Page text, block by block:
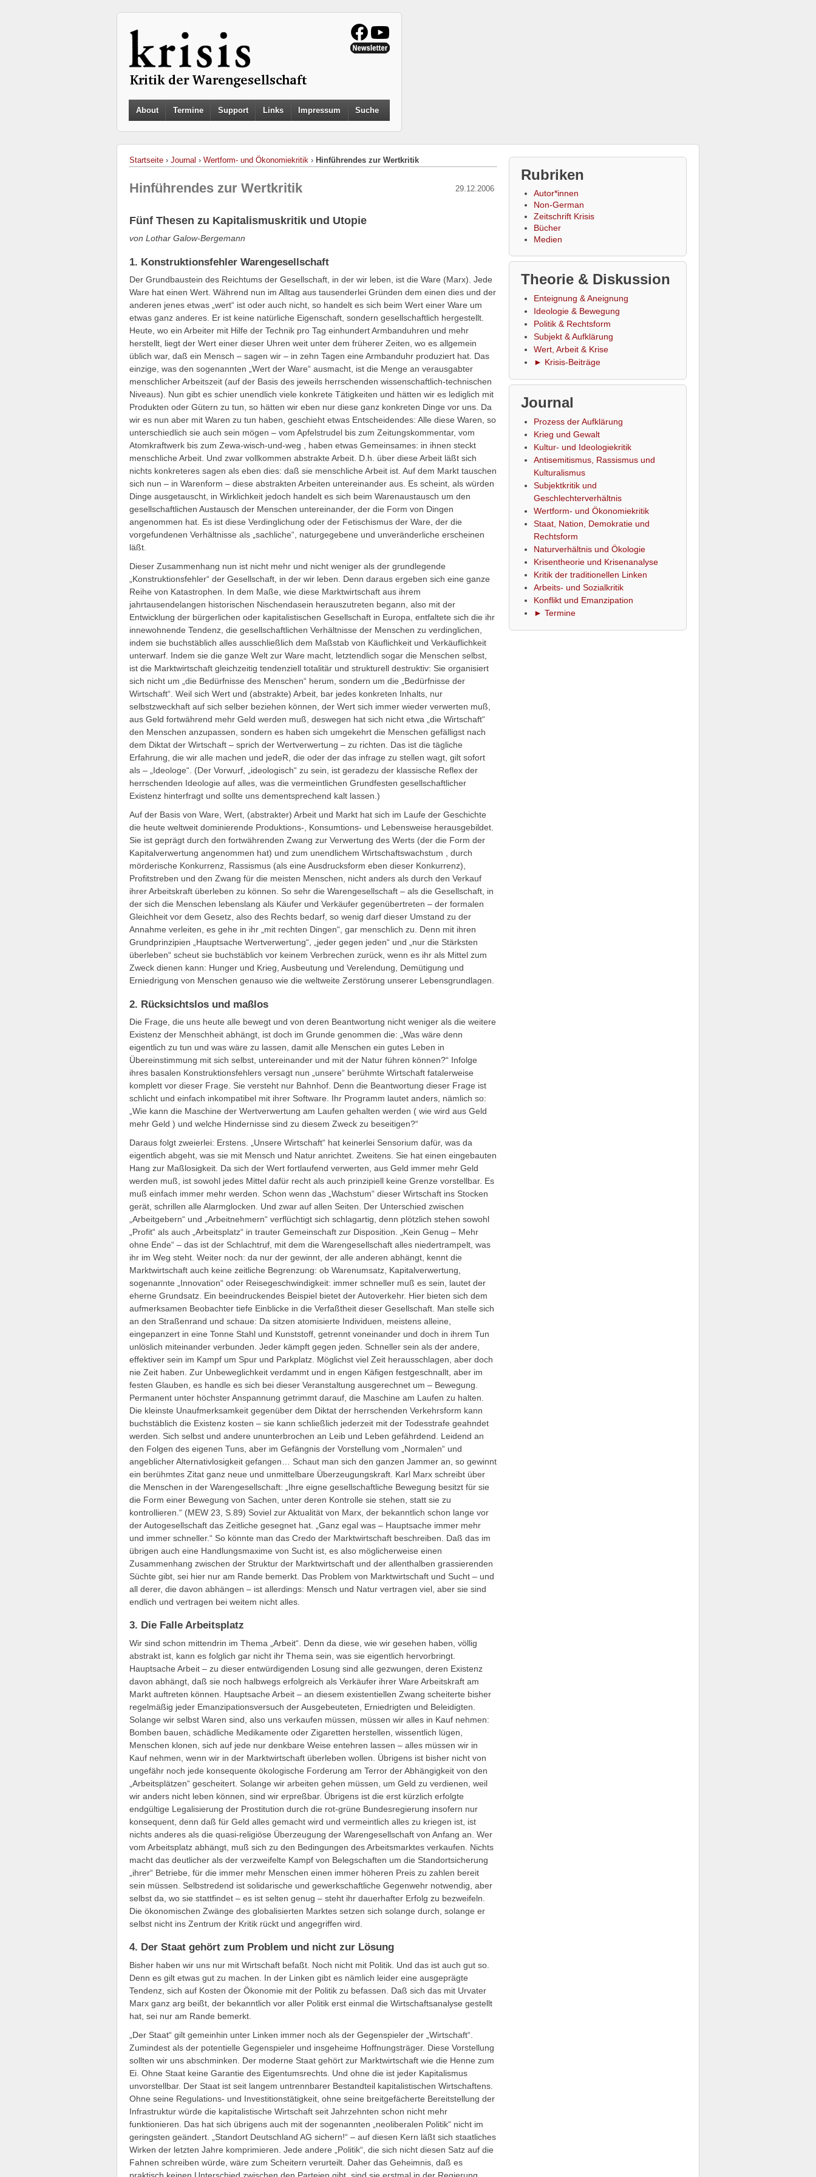
About Termine Support Links Impressum Suche
Startseite › Journal › Wertform- und Ökonomiekritik › Hinführendes zur Wertkritik
29.12.2006
Hinführendes zur Wertkritik
Fünf Thesen zu Kapitalismuskritik und Utopie
von Lothar Galow-Bergemann
1. Konstruktionsfehler Warengesellschaft
Der Grundbaustein des Reichtums der Gesellschaft, in der wir leben, ist die Ware (Marx). Jede
Ware hat einen Wert. Während nun im Alltag aus tausenderlei Gründen dem einen dies und der
anderen jenes etwas „wert“ ist oder auch nicht, so handelt es sich beim Wert einer Ware um
etwas ganz anderes. Er ist keine natürliche Eigenschaft, sondern gesellschaftlich hergestellt.
Heute, wo ein Arbeiter mit Hilfe der Technik pro Tag einhundert Armbanduhren und mehr
herstellt, liegt der Wert einer dieser Uhren weit unter dem früherer Zeiten, wo es allgemein
üblich war, daß ein Mensch – sagen wir – in zehn Tagen eine Armbanduhr produziert hat. Das
einzige, was den sogenannten „Wert der Ware“ ausmacht, ist die Menge an verausgabter
menschlicher Arbeitszeit (auf der Basis des jeweils herrschenden wissenschaftlich-technischen
Niveaus). Nun gibt es schier unendlich viele konkrete Tätigkeiten und hätten wir es lediglich mit
Produkten oder Gütern zu tun, so hätten wir eben nur diese ganz konkreten Dinge vor uns. Da
wir es nun aber mit Waren zu tun haben, geschieht etwas Entscheidendes: Alle diese Waren, so
unterschiedlich sie auch sein mögen – vom Apfelstrudel bis zum Zeitungskommentar, vom
Atomkraftwerk bis zum Zewa-wisch-und-weg , haben etwas Gemeinsames: in ihnen steckt
menschliche Arbeit. Und zwar vollkommen abstrakte Arbeit. D.h. über diese Arbeit läßt sich
nichts konkreteres sagen als eben dies: daß sie menschliche Arbeit ist. Auf dem Markt tauschen
sich nun – in Warenform – diese abstrakten Arbeiten untereinander aus. Es scheint, als würden
Dinge ausgetauscht, in Wirklichkeit jedoch handelt es sich beim Warenaustausch um den
gesellschaftlichen Austausch der Menschen untereinander, der die Form von Dingen
angenommen hat. Es ist diese Verdinglichung oder der Fetischismus der Ware, der die
vorgefundenen Verhältnisse als „sachliche“, naturgegebene und unveränderliche erscheinen
läßt.
Dieser Zusammenhang nun ist nicht mehr und nicht weniger als der grundlegende
„Konstruktionsfehler“ der Gesellschaft, in der wir leben. Denn daraus ergeben sich eine ganze
Reihe von Katastrophen. In dem Maße, wie diese Marktwirtschaft aus ihrem
jahrtausendelangen historischen Nischendasein herauszutreten begann, also mit der
Entwicklung der bürgerlichen oder kapitalistischen Gesellschaft in Europa, entfaltete sich die ihr
innewohnende Tendenz, die gesellschaftlichen Verhältnisse der Menschen zu verdinglichen,
indem sie buchstäblich alles ausschließlich dem Maßstab von Käuflichkeit und Verkäuflichkeit
unterwarf. Indem sie die ganze Welt zur Ware macht, letztendlich sogar die Menschen selbst,
ist die Marktwirtschaft gleichzeitig tendenziell totalitär und strukturell destruktiv: Sie organisiert
sich nicht um „die Bedürfnisse des Menschen“ herum, sondern um die „Bedürfnisse der
Wirtschaft“. Weil sich Wert und (abstrakte) Arbeit, bar jedes konkreten Inhalts, nur
selbstzweckhaft auf sich selber beziehen können, der Wert sich immer wieder verwerten muß,
aus Geld fortwährend mehr Geld werden muß, deswegen hat sich nicht etwa „die Wirtschaft“
den Menschen anzupassen, sondern es haben sich umgekehrt die Menschen gefälligst nach
dem Diktat der Wirtschaft – sprich der Wertverwertung – zu richten. Das ist die tägliche
Erfahrung, die wir alle machen und jedeR, die oder der das infrage zu stellen wagt, gilt sofort
als – „Ideologe“. (Der Vorwurf, „ideologisch“ zu sein, ist geradezu der klassische Reflex der
herrschenden Ideologie auf alles, was die vermeintlichen Grundfesten gesellschaftlicher
Existenz hinterfragt und sollte uns dementsprechend kalt lassen.)
Auf der Basis von Ware, Wert, (abstrakter) Arbeit und Markt hat sich im Laufe der Geschichte
die heute weltweit dominierende Produktions-, Konsumtions- und Lebensweise herausgebildet.
Sie ist geprägt durch den fortwährenden Zwang zur Verwertung des Werts (der die Form der
Kapitalverwertung angenommen hat) und zum unendlichem Wirtschaftswachstum , durch
mörderische Konkurrenz, Rassismus (als eine Ausdrucksform eben dieser Konkurrenz),
Profitstreben und den Zwang für die meisten Menschen, nicht anders als durch den Verkauf
ihrer Arbeitskraft überleben zu können. So sehr die Warengesellschaft – als die Gesellschaft, in
der sich die Menschen lebenslang als Käufer und Verkäufer gegenübertreten – der formalen
Gleichheit vor dem Gesetz, also des Rechts bedarf, so wenig darf dieser Umstand zu der
Annahme verleiten, es gehe in ihr „mit rechten Dingen“, gar menschlich zu. Denn mit ihren
Grundprinzipien „Hauptsache Wertverwertung“, „jeder gegen jeden“ und „nur die Stärksten
überleben“ scheut sie buchstäblich vor keinem Verbrechen zurück, wenn es ihr als Mittel zum
Zweck dienen kann: Hunger und Krieg, Ausbeutung und Verelendung, Demütigung und
Erniedrigung von Menschen genauso wie die weltweite Zerstörung unserer Lebensgrundlagen.
2. Rücksichtslos und maßlos
Die Frage, die uns heute alle bewegt und von deren Beantwortung nicht weniger als die weitere
Existenz der Menschheit abhängt, ist doch im Grunde genommen die: „Was wäre denn
eigentlich zu tun und was wäre zu lassen, damit alle Menschen ein gutes Leben in
Übereinstimmung mit sich selbst, untereinander und mit der Natur führen können?“ Infolge
ihres basalen Konstruktionsfehlers versagt nun „unsere“ berühmte Wirtschaft fatalerweise
komplett vor dieser Frage. Sie versteht nur Bahnhof. Denn die Beantwortung dieser Frage ist
schlicht und einfach inkompatibel mit ihrer Software. Ihr Programm lautet anders, nämlich so:
„Wie kann die Maschine der Wertverwertung am Laufen gehalten werden ( wie wird aus Geld
mehr Geld ) und welche Hindernisse sind zu diesem Zweck zu beseitigen?“
Daraus folgt zweierlei: Erstens. „Unsere Wirtschaft“ hat keinerlei Sensorium dafür, was da
eigentlich abgeht, was sie mit Mensch und Natur anrichtet. Zweitens. Sie hat einen eingebauten
Hang zur Maßlosigkeit. Da sich der Wert fortlaufend verwerten, aus Geld immer mehr Geld
werden muß, ist sowohl jedes Mittel dafür recht als auch prinzipiell keine Grenze vorstellbar. Es
muß einfach immer mehr werden. Schon wenn das „Wachstum“ dieser Wirtschaft ins Stocken
gerät, schrillen alle Alarmglocken. Und zwar auf allen Seiten. Der Unterschied zwischen
„Arbeitgebern“ und „Arbeitnehmern“ verflüchtigt sich schlagartig, denn plötzlich stehen sowohl
„Profit“ als auch „Arbeitsplatz“ in trauter Gemeinschaft zur Disposition. „Kein Genug – Mehr
ohne Ende“ – das ist der Schlachtruf, mit dem die Warengesellschaft alles niedertrampelt, was
ihr im Weg steht. Weiter noch: da nur der gewinnt, der alle anderen abhängt, kennt die
Marktwirtschaft auch keine zeitliche Begrenzung: ob Warenumsatz, Kapitalverwertung,
sogenannte „Innovation“ oder Reisegeschwindigkeit: immer schneller muß es sein, lautet der
eherne Grundsatz. Ein beeindruckendes Beispiel bietet der Autoverkehr. Hier bieten sich dem
aufmerksamen Beobachter tiefe Einblicke in die Verfaßtheit dieser Gesellschaft. Man stelle sich
an den Straßenrand und schaue: Da sitzen atomisierte Individuen, meistens alleine,
eingepanzert in eine Tonne Stahl und Kunststoff, getrennt voneinander und doch in ihrem Tun
unlöslich miteinander verbunden. Jeder kämpft gegen jeden. Schneller sein als der andere,
effektiver sein im Kampf um Spur und Parkplatz. Möglichst viel Zeit herausschlagen, aber doch
nie Zeit haben. Zur Unbeweglichkeit verdammt und in engen Käfigen festgeschnallt, aber im
festen Glauben, es handle es sich bei dieser Veranstaltung ausgerechnet um – Bewegung.
Permanent unter höchster Anspannung getrimmt darauf, die Maschine am Laufen zu halten.
Die kleinste Unaufmerksamkeit gegenüber dem Diktat der herrschenden Verkehrsform kann
buchstäblich die Existenz kosten – sie kann schließlich jederzeit mit der Todesstrafe geahndet
werden. Sich selbst und andere ununterbrochen an Leib und Leben gefährdend. Leidend an
den Folgen des eigenen Tuns, aber im Gefängnis der Vorstellung vom „Normalen“ und
angeblicher Alternativlosigkeit gefangen… Schaut man sich den ganzen Jammer an, so gewinnt
ein berühmtes Zitat ganz neue und unmittelbare Überzeugungskraft. Karl Marx schreibt über
die Menschen in der Warengesellschaft: „Ihre eigne gesellschaftliche Bewegung besitzt für sie
die Form einer Bewegung von Sachen, unter deren Kontrolle sie stehen, statt sie zu
kontrollieren.“ (MEW 23, S.89) Soviel zur Aktualität von Marx, der bekanntlich schon lange vor
der Autogesellschaft das Zeitliche gesegnet hat. „Ganz egal was – Hauptsache immer mehr
und immer schneller.“ So könnte man das Credo der Marktwirtschaft beschreiben. Daß das im
übrigen auch eine Handlungsmaxime von Sucht ist, es also möglicherweise einen
Zusammenhang zwischen der Struktur der Marktwirtschaft und der allenthalben grassierenden
Süchte gibt, sei hier nur am Rande bemerkt. Das Problem von Marktwirtschaft und Sucht – und
all derer, die davon abhängen – ist allerdings: Mensch und Natur vertragen viel, aber sie sind
endlich und vertragen bei weitem nicht alles.
3. Die Falle Arbeitsplatz
Wir sind schon mittendrin im Thema „Arbeit“. Denn da diese, wie wir gesehen haben, völlig
abstrakt ist, kann es folglich gar nicht ihr Thema sein, was sie eigentlich hervorbringt.
Hauptsache Arbeit – zu dieser entwürdigenden Losung sind alle gezwungen, deren Existenz
davon abhängt, daß sie noch halbwegs erfolgreich als Verkäufer ihrer Ware Arbeitskraft am
Markt auftreten können. Hauptsache Arbeit – an diesem existentiellen Zwang scheiterte bisher
regelmäßig jeder Emanzipationsversuch der Ausgebeuteten, Erniedrigten und Beleidigten.
Solange wir selbst Waren sind, also uns verkaufen müssen, müssen wir alles in Kauf nehmen:
Bomben bauen, schädliche Medikamente oder Zigaretten herstellen, wissentlich lügen,
Menschen klonen, sich auf jede nur denkbare Weise entehren lassen – alles müssen wir in
Kauf nehmen, wenn wir in der Marktwirtschaft überleben wollen. Übrigens ist bisher nicht von
ungefähr noch jede konsequente ökologische Forderung am Terror der Abhängigkeit von den
„Arbeitsplätzen“ gescheitert. Solange wir arbeiten gehen müssen, um Geld zu verdienen, weil
wir anders nicht leben können, sind wir erpreßbar. Übrigens ist die erst kürzlich erfolgte
endgültige Legalisierung der Prostitution durch die rot-grüne Bundesregierung insofern nur
konsequent, denn daß für Geld alles gemacht wird und vermeintlich alles zu kriegen ist, ist
nichts anderes als die quasi-religiöse Überzeugung der Warengesellschaft von Anfang an. Wer
vom Arbeitsplatz abhängt, muß sich zu den Bedingungen des Arbeitsmarktes verkaufen. Nichts
macht das deutlicher als der verzweifelte Kampf von Belegschaften um die Standortsicherung
„ihrer“ Betriebe, für die immer mehr Menschen einen immer höheren Preis zu zahlen bereit
sein müssen. Selbstredend ist solidarische und gewerkschaftliche Gegenwehr notwendig, aber
selbst da, wo sie stattfindet – es ist selten genug – steht ihr dauerhafter Erfolg zu bezweifeln.
Die ökonomischen Zwänge des globalisierten Marktes setzen sich solange durch, solange er
selbst nicht ins Zentrum der Kritik rückt und angegriffen wird.
4. Der Staat gehört zum Problem und nicht zur Lösung
Bisher haben wir uns nur mit Wirtschaft befaßt. Noch nicht mit Politik. Und das ist auch gut so.
Denn es gilt etwas gut zu machen. In der Linken gibt es nämlich leider eine ausgeprägte
Tendenz, sich auf Kosten der Ökonomie mit der Politik zu befassen. Daß sich das mit Urvater
Marx ganz arg beißt, der bekanntlich vor aller Politik erst einmal die Wirtschaftsanalyse gestellt
hat, sei nur am Rande bemerkt.
„Der Staat“ gilt gemeinhin unter Linken immer noch als der Gegenspieler der „Wirtschaft“.
Zumindest als der potentielle Gegenspieler und insgeheime Hoffnungsträger. Diese Vorstellung
sollten wir uns abschminken. Der moderne Staat gehört zur Marktwirtschaft wie die Henne zum
Ei. Ohne Staat keine Garantie des Eigentumsrechts. Und ohne die ist jeder Kapitalismus
unvorstellbar. Der Staat ist seit langem untrennbarer Bestandteil kapitalistischen Wirtschaftens.
Ohne seine Regulations- und Investitionstätigkeit, ohne seine breitgefächerte Bereitstellung der
Infrastruktur würde die kapitalistische Wirtschaft seit Jahrzehnten schon nicht mehr
funktionieren. Das hat sich übrigens auch mit der sogenannten „neoliberalen Politik“ nicht im
geringsten geändert. „Standort Deutschland AG sichern!“ – auf diesen Kern läßt sich staatliches
Wirken der letzten Jahre komprimieren. Jede andere „Politik“, die sich nicht diesen Satz auf die
Fahnen schreiben würde, wäre zum Scheitern verurteilt. Daher das Geheimnis, daß es
praktisch keinen Unterschied zwischen den Parteien gibt, sind sie erstmal in der Regierung.
Rubriken
Autor*innen
Non-German
Zeitschrift Krisis
Bücher
Medien
Theorie & Diskussion
Enteignung & Aneignung
Ideologie & Bewegung
Politik & Rechtsform
Subjekt & Aufklärung
Wert, Arbeit & Krise
► Krisis-Beiträge
Journal
Prozess der Aufklärung
Krieg und Gewalt
Kultur- und Ideologiekritik
Antisemitismus, Rassismus und
Kulturalismus
Subjektkritik und
Geschlechterverhältnis
Wertform- und Ökonomiekritik
Staat, Nation, Demokratie und
Rechtsform
Naturverhältnis und Ökologie
Krisentheorie und Krisenanalyse
Kritik der traditionellen Linken
Arbeits- und Sozialkritik
Konflikt und Emanzipation
► Termine